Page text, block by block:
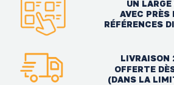
UN
AVEC
RÉFÉRENCES
OFFERTE
(DANS LA